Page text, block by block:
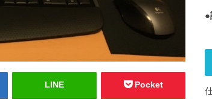
LINE Pocket
●